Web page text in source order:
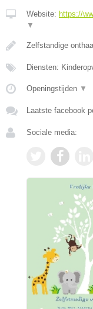
Website: https://
▼
Zelfstandige
Diensten:
Openingstijden ▼
Laatste facebook
Sociale media: